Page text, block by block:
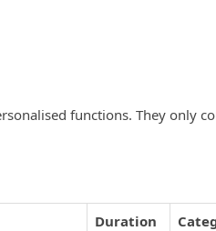
functions. They only
Duration